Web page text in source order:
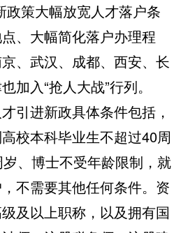
政策大幅放宽人才落户条
、大幅简化落户办理程
、武汉、成都、西安、长
加入“抢人大战”行列。
进新政具体条件包括，
校本科毕业生不超过40周
、博士不受年龄限制，就
不需要其他任何条件。资
及以上职称，以及拥有国